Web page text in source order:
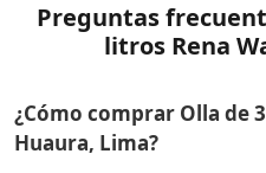
Preguntas
litros Rena
¿Cómo comprar Olla de
Huaura, Lima?